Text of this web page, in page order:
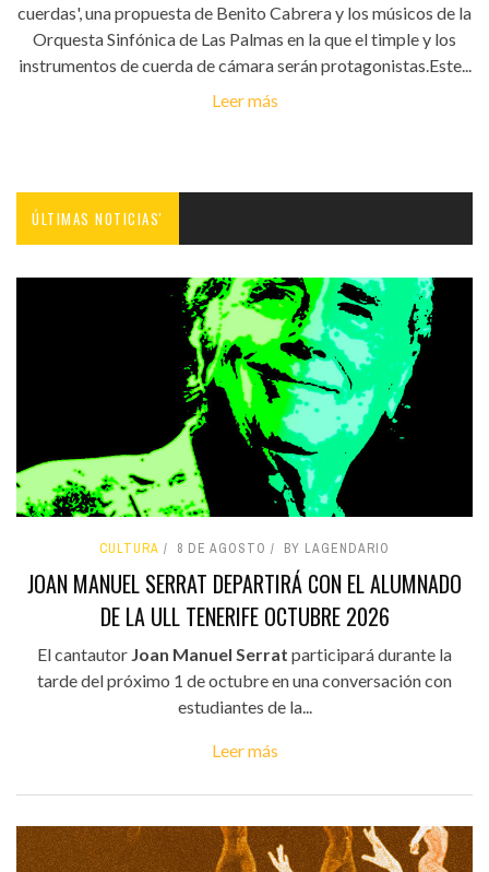
cuerdas', una propuesta de Benito Cabrera y los músicos de la
Orquesta Sinfónica de Las Palmas en la que el timple y los
instrumentos de cuerda de cámara serán protagonistas.Este...
Leer más
ÚLTIMAS NOTICIAS'
CULTURA 8 DE AGOSTO BY LAGENDARIO
JOAN MANUEL SERRAT DEPARTIRÁ CON EL ALUMNADO
DE LA ULL TENERIFE OCTUBRE 2026
El cantautor Joan Manuel Serrat participará durante la
tarde del próximo 1 de octubre en una conversación con
estudiantes de la...
Leer más